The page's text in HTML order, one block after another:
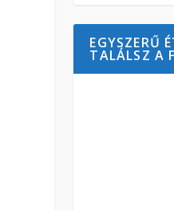
EGYSZERŰ
TALÁLSZ A